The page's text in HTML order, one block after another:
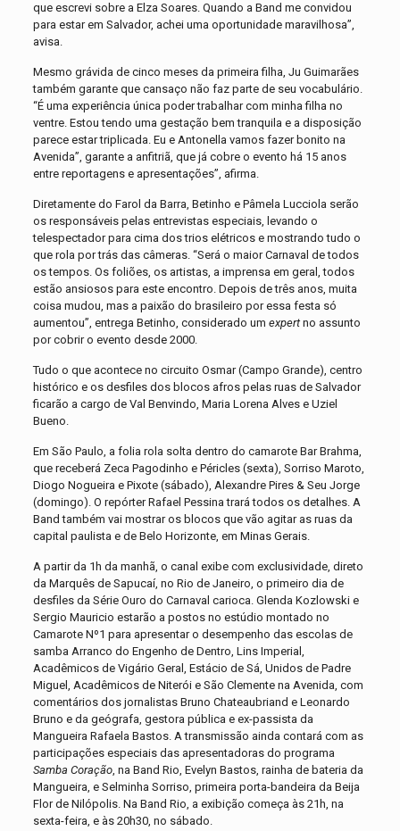
que escrevi sobre a Elza Soares. Quando a Band me convidou
para estar em Salvador, achei uma oportunidade maravilhosa”,
avisa.
Mesmo grávida de cinco meses da primeira filha, Ju Guimarães
também garante que cansaço não faz parte de seu vocabulário.
“É uma experiência única poder trabalhar com minha filha no
ventre. Estou tendo uma gestação bem tranquila e a disposição
parece estar triplicada. Eu e Antonella vamos fazer bonito na
Avenida”, garante a anfitriã, que já cobre o evento há 15 anos
entre reportagens e apresentações”, afirma.
Diretamente do Farol da Barra, Betinho e Pâmela Lucciola serão
os responsáveis pelas entrevistas especiais, levando o
telespectador para cima dos trios elétricos e mostrando tudo o
que rola por trás das câmeras. “Será o maior Carnaval de todos
os tempos. Os foliões, os artistas, a imprensa em geral, todos
estão ansiosos para este encontro. Depois de três anos, muita
coisa mudou, mas a paixão do brasileiro por essa festa só
aumentou”, entrega Betinho, considerado um expertno assunto
por cobrir o evento desde 2000.
Tudo o que acontece no circuito Osmar (Campo Grande), centro
histórico e os desfiles dos blocos afros pelas ruas de Salvador
ficarão a cargo de Val Benvindo, Maria Lorena Alves e Uziel
Bueno.
Em São Paulo, a folia rola solta dentro do camarote Bar Brahma,
que receberá Zeca Pagodinho e Péricles (sexta), Sorriso Maroto,
Diogo Nogueira e Pixote (sábado), Alexandre Pires & Seu Jorge
(domingo). O repórter Rafael Pessina trará todos os detalhes. A
Band também vai mostrar os blocos que vão agitar as ruas da
capital paulista e de Belo Horizonte, em Minas Gerais.
A partir da 1h da manhã, o canal exibe com exclusividade, direto
da Marquês de Sapucaí, no Rio de Janeiro, o primeiro dia de
desfiles da Série Ouro do Carnaval carioca. Glenda Kozlowski e
Sergio Mauricio estarão a postos no estúdio montado no
Camarote Nº1 para apresentar o desempenho das escolas de
samba Arranco do Engenho de Dentro, Lins Imperial,
Acadêmicos de Vigário Geral, Estácio de Sá, Unidos de Padre
Miguel, Acadêmicos de Niterói e São Clemente na Avenida, com
comentários dos jornalistas Bruno Chateaubriand e Leonardo
Bruno e da geógrafa, gestora pública e ex-passista da
Mangueira Rafaela Bastos. A transmissão ainda contará com as
participações especiais das apresentadoras do programa
Samba Coração, na Band Rio, Evelyn Bastos, rainha de bateria da
Mangueira, e Selminha Sorriso, primeira porta-bandeira da Beija
Flor de Nilópolis. Na Band Rio, a exibição começa às 21h, na
sexta-feira, e às 20h30, no sábado.